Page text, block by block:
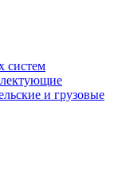
систем
и грузовые